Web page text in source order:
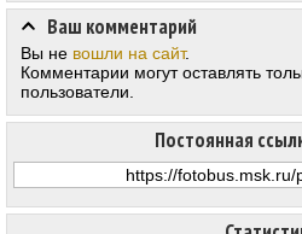
Постоянная
Ваш комментарий
Вы не вошли на сайт.
Комментарии могут оставлять
пользователи.